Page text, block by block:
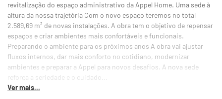
revitalização do espaço administrativo da Appel Home. Uma sede à
altura da nossa trajetória Com o novo espaço teremos no total
2.589,69 m² de novas instalações. A obra tem o objetivo de repensar
espaços e criar ambientes mais confortáveis e funcionais.
Preparando o ambiente para os próximos anos A obra vai ajustar
fluxos internos, dar mais conforto no cotidiano, modernizar
ambientes e preparar a Appel para novos desafios. A nova sede
reforça a seriedade e o cuidado...
Ver mais...